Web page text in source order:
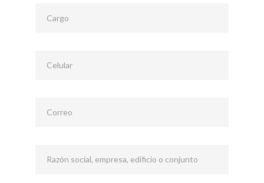
Cargo
Celular
Correo
Razón social, empresa, edificio o conjunto